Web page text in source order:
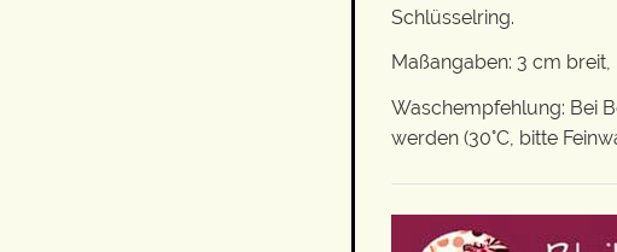
Schlüsselring.
Maßangaben: 3 cm
Waschempfehlung: Bei
werden (30°C, bitte